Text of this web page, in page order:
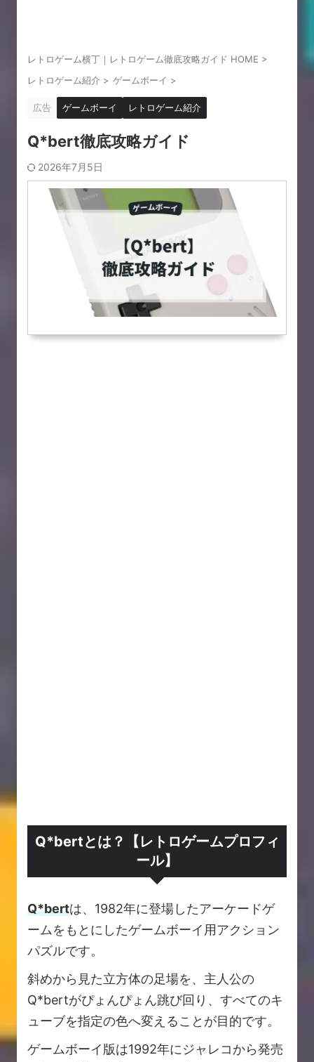
レトロゲーム横丁｜レトロゲーム徹底攻略ガイド HOME >
レトロゲーム紹介 > ゲームボーイ >
広告 ゲームボーイ レトロゲーム紹介
Q*bert徹底攻略ガイド
2026年7月5日
Q*bertとは？【レトロゲームプロフィ
ール】
Q*bertは、1982年に登場したアーケードゲ
ームをもとにしたゲームボーイ用アクション
パズルです。
斜めから見た立方体の足場を、主人公の
Q*bertがぴょんぴょん跳び回り、すべてのキ
ューブを指定の色へ変えることが目的です。
ゲームボーイ版は1992年にジャレコから発売